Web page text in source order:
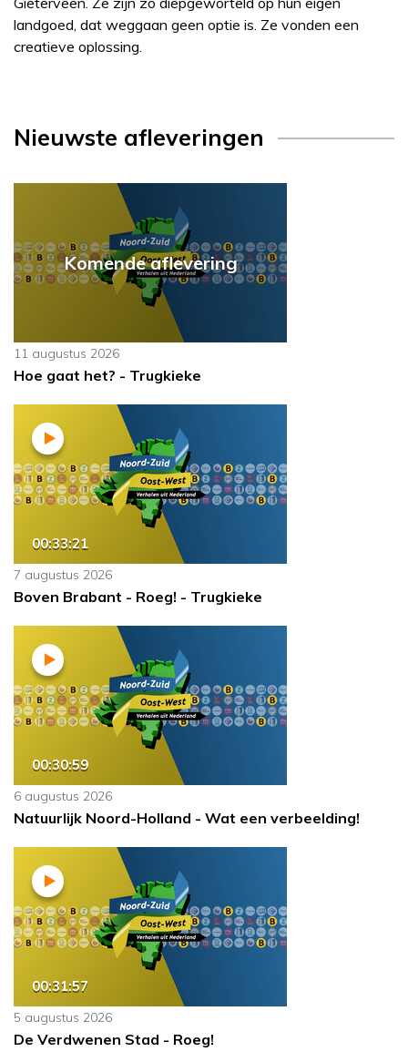
landgoed, dat weggaan geen optie is. Ze vonden een
creatieve oplossing.
Nieuwste afleveringen
Komende aflevering
11 augustus 2026
Hoe gaat het? - Trugkieke
00:33:21
7 augustus 2026
Boven Brabant - Roeg! - Trugkieke
00:30:59
6 augustus 2026
Natuurlijk Noord-Holland - Wat een verbeelding!
00:31:57
5 augustus 2026
De Verdwenen Stad - Roeg!